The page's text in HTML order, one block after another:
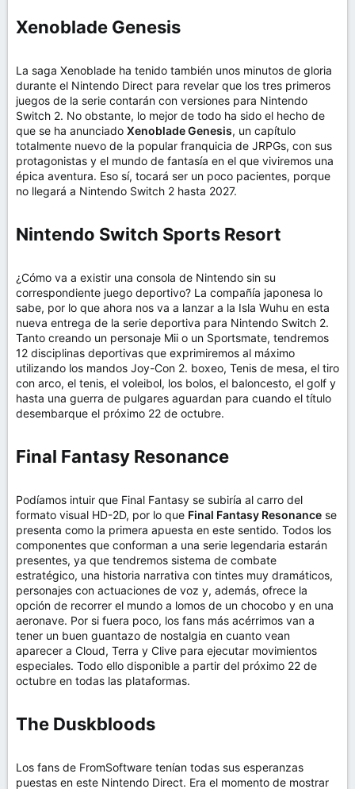
Xenoblade Genesis​
La saga Xenoblade ha tenido también unos minutos de gloria
durante el Nintendo Direct para revelar que los tres primeros
juegos de la serie contarán con versiones para Nintendo
Switch 2. No obstante, lo mejor de todo ha sido el hecho de
que se ha anunciado Xenoblade Genesis, un capítulo
totalmente nuevo de la popular franquicia de JRPGs, con sus
protagonistas y el mundo de fantasía en el que viviremos una
épica aventura. Eso sí, tocará ser un poco pacientes, porque
no llegará a Nintendo Switch 2 hasta 2027.
Nintendo Switch Sports Resort​
¿Cómo va a existir una consola de Nintendo sin su
correspondiente juego deportivo? La compañía japonesa lo
sabe, por lo que ahora nos va a lanzar a la Isla Wuhu en esta
nueva entrega de la serie deportiva para Nintendo Switch 2.
Tanto creando un personaje Mii o un Sportsmate, tendremos
12 disciplinas deportivas que exprimiremos al máximo
utilizando los mandos Joy-Con 2. boxeo, Tenis de mesa, el tiro
con arco, el tenis, el voleibol, los bolos, el baloncesto, el golf y
hasta una guerra de pulgares aguardan para cuando el título
desembarque el próximo 22 de octubre.
Final Fantasy Resonance​
Podíamos intuir que Final Fantasy se subiría al carro del
formato visual HD-2D, por lo que Final Fantasy Resonance se
presenta como la primera apuesta en este sentido. Todos los
componentes que conforman a una serie legendaria estarán
presentes, ya que tendremos sistema de combate
estratégico, una historia narrativa con tintes muy dramáticos,
personajes con actuaciones de voz y, además, ofrece la
opción de recorrer el mundo a lomos de un chocobo y en una
aeronave. Por si fuera poco, los fans más acérrimos van a
tener un buen guantazo de nostalgia en cuanto vean
aparecer a Cloud, Terra y Clive para ejecutar movimientos
especiales. Todo ello disponible a partir del próximo 22 de
octubre en todas las plataformas.
The Duskbloods​
Los fans de FromSoftware tenían todas sus esperanzas
puestas en este Nintendo Direct. Era el momento de mostrar